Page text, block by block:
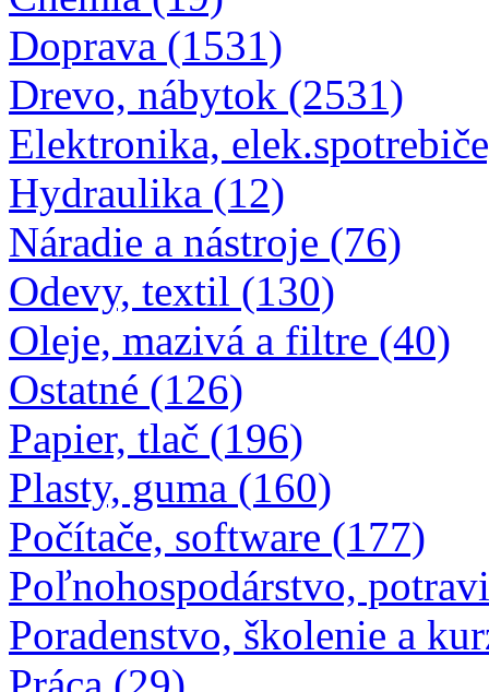
Doprava (1531)
Drevo, nábytok (2531)
Elektronika,
Hydraulika (12)
Náradie a nástroje (76)
Odevy, textil (130)
Oleje, mazivá a filtre (40)
Ostatné (126)
Papier, tlač (196)
Plasty, guma (160)
Počítače, software (177)
Poľnohospodárstvo,
Poradenstvo, školenie a